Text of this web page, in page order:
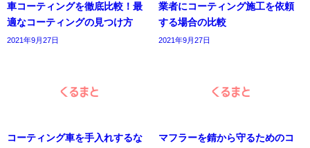
車コーティングを徹底比較！最
適なコーティングの見つけ方
2021年9月27日
業者にコーティング施工を依頼
する場合の比較
2021年9月27日
コーティング車を手入れするな
マフラーを錆から守るためのコ